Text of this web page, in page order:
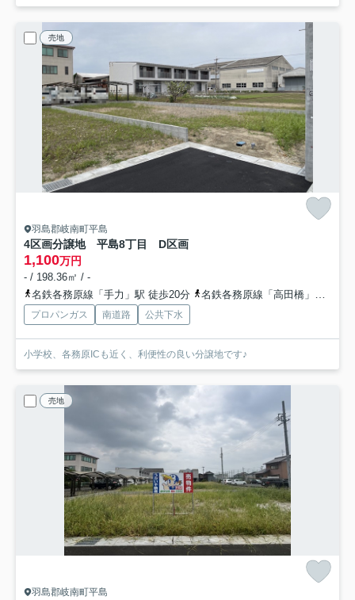
売地
羽島郡岐南町平島
4区画分譲地 平島8丁目 D区画
1,100万円
- / 198.36㎡ / -
名鉄各務原線「手力」駅 徒歩20分
名鉄各務原線「高田橋」駅 徒歩22分
プロパンガス 南道路 公共下水
小学校、各務原ICも近く、利便性の良い分譲地です♪
売地
羽島郡岐南町平島